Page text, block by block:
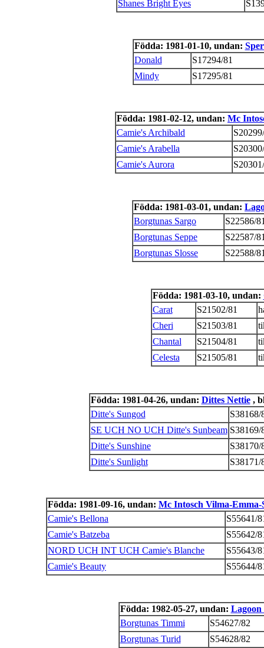
Shanes Bright Eyes
Födda: 1981-01-10, undan:
Donald
S17294/81
Mindy
S17295/81
Födda: 1981-02-12, undan: Mc
Camie's Archibald
Camie's Arabella
Camie's Aurora
Födda: 1981-03-01, undan:
Borgtunas Sargo
S22586/
Borgtunas Seppe
S22587/
Borgtunas Slosse
S22588/
Födda: 1981-03-10, undan:
Carat
S21502/81
Cheri
S21503/81
Chantal
S21504/81
Celesta
S21505/81
Födda: 1981-04-26, undan: Dittes Nettie,
Ditte's Sungod
S38168/
SE UCH NO UCH Ditte's Sunbeam S38169/
Ditte's Sunshine
S38170/
Ditte's Sunlight
S38171/
Födda: 1981-09-16, undan: Mc Intosch Vilma-Emma-
Camie's Bellona
S55641/
Camie's Batzeba
S55642/
NORD UCH INT UCH Camie's Blanche
S55643/
Camie's Beauty
S55644/
Födda: 1982-05-27, undan: Lagoon
Borgtunas Timmi
S54627/82
Borgtunas Turid
S54628/82